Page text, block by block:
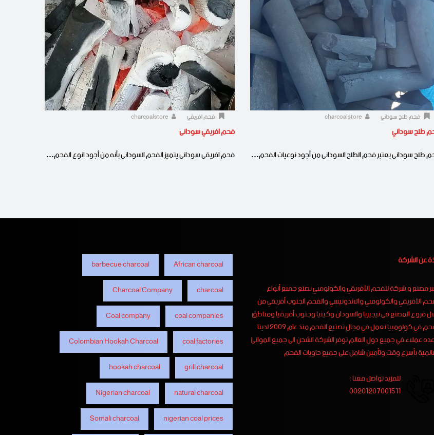
فحم طلح سوداني
طلح سوداني
طلح سوداني يعتبر فحم الطلح السودانى من أجود نوعيات الفحم…
فحم افريقي
فحم افريقي سودانى
فحم افريقي سودانى يتميز الفحم السوداني بأنه من أجود انوع الفحم…
عن الشركة
مصنع و شركة للفحم الأفريقي والكولومبي نصنع جميع أنواع
الأفريقي والكولومبي والاندونيسي والفحم الجنوب أفريقي من
فروع المصنع فى نيجيريا والسودان وكينيا وجنوب أفريقيا ومناطق
الفحم في كولومبيا نعمل في مجال تصنيع الفحم منذ عام 2009 لدينا
عملاء في جميع دول العالم توفر الشركة الشحن الى جميع الموانئ
بأسرع وقت وتأمين شامل على جميع حاويات الفحم
للمزيد تواصل معنا :
00201207001511
African charcoal
barbecue charcoal
charcoal
Charcoal Company
coal companies
Coal company
coal factories
Colombian Hookah Charcoal
grill charcoal
hookah charcoal
natural charcoal
Nigerian charcoal
nigerian coal prices
Somali charcoal